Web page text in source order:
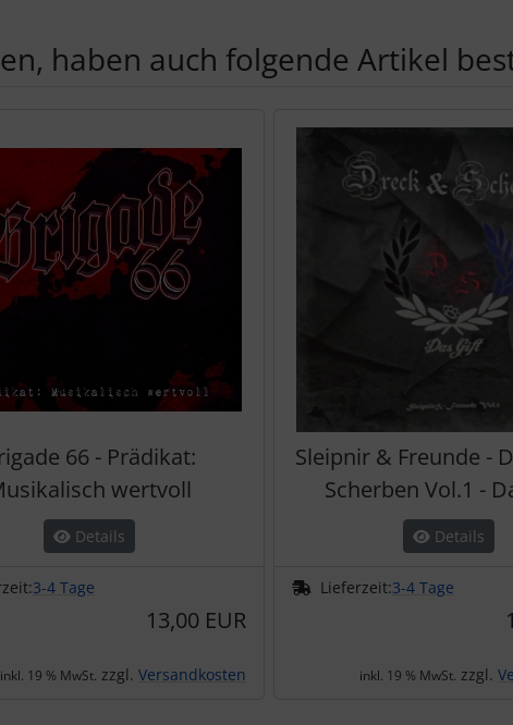
haben auch folgende Artikel
66 - Prädikat:
wertvoll
Details
3-4 Tage
13,00 EUR
inkl. 19 % MwSt. zzgl. Versandkosten
Sleipnir & Freunde -
Scherben Vol.1 -
Details
Lieferzeit:3-4 Tage
inkl. 19 % MwSt. zzgl.